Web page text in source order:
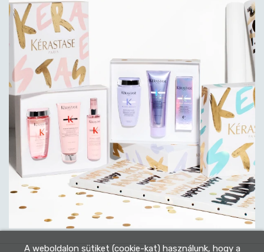
A weboldalon sütiket (cookie-kat) használunk, hogy a